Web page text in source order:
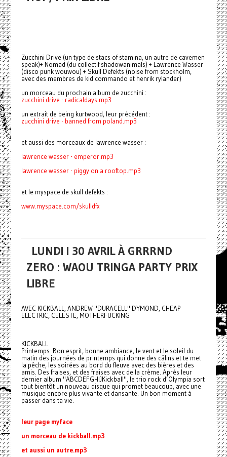
Zucchini Drive (un type de stacs of stamina, un autre de cavemen
speak)+ Nomad (du collectif shadowanimals) + Lawrence Wasser
(disco punk wouwou) + Skull Defekts (noise from stockholm,
avec des membres de kid commando et henrik rylander)
un morceau du prochain album de zucchini :
zucchini drive - radicaldays.mp3
un extrait de being kurtwood, leur précédent :
zucchini drive - banned from poland.mp3
et aussi des morceaux de lawrence wasser :
lawrence wasser - emperor.mp3
lawrence wasser - piggy on a rooftop.mp3
et le myspace de skull defekts :
www.myspace.com/skulldfx
LUNDI I 30 AVRIL À GRRRND
ZERO : WAOU TRINGA PARTY PRIX
LIBRE
AVEC KICKBALL, ANDREW "DURACELL" DYMOND, CHEAP
ELECTRIC, CELESTE, MOTHERFUCKING
KICKBALL
Printemps. Bon esprit, bonne ambiance, le vent et le soleil du
matin des journées de printemps qui donne des câlins et te met
la pêche, les soirées au bord du fleuve avec des bières et des
amis. Des fraises, et des fraises avec de la crème. Après leur
dernier album "ABCDEFGHIJKickball", le trio rock d’Olympia sort
tout bientôt un nouveau disque qui promet beaucoup, avec une
musique encore plus vivante et dansante. Un bon moment à
passer dans ta vie.
leur page myface
un morceau de kickball.mp3
et aussi un autre.mp3